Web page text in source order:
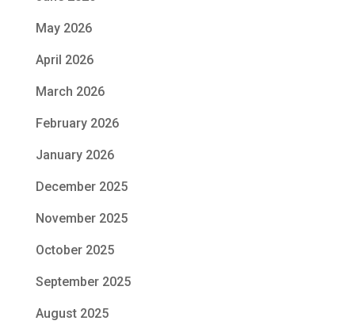
May 2026
April 2026
March 2026
February 2026
January 2026
December 2025
November 2025
October 2025
September 2025
August 2025